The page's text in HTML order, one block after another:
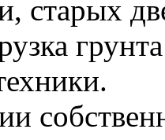
старых